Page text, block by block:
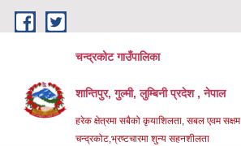
Skip to main content
चन्द्रकोट गाउँपालिका
शान्तिपुर, गुल्मी, लुम्बिनी प्रदेश , नेपाल
हरेक क्षेत्रमा सबैको कृयाशिलता, सबल एवम सक्षम
चन्द्रकोट,भ्रष्टचारमा शुन्य सहनशीलता